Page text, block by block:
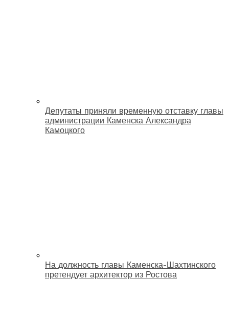
Депутаты приняли временную отставку главы
администрации Каменска Александра
Камоцкого
На должность главы Каменска-Шахтинского
претендует архитектор из Ростова